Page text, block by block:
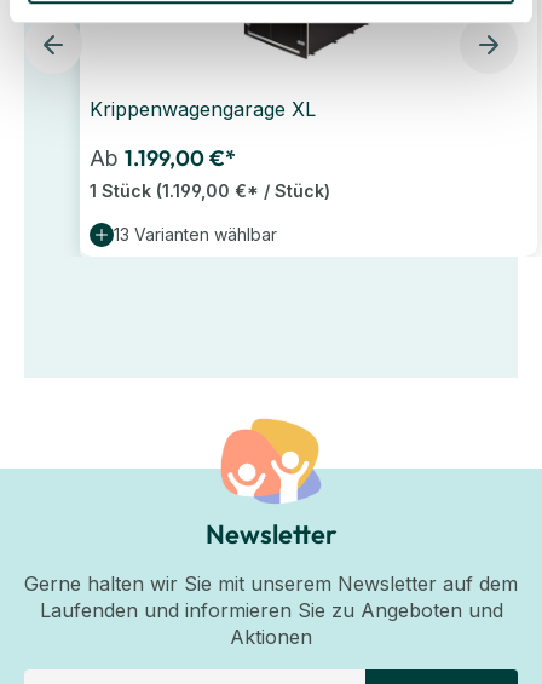
Krippenwagengarage XL
Ab 1.199,00 €*
1 Stück (1.199,00 €* / Stück)
13 Varianten wählbar
Newsletter
Gerne halten wir Sie mit unserem Newsletter auf dem
Laufenden und informieren Sie zu Angeboten und
Aktionen